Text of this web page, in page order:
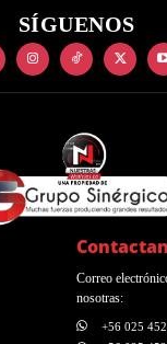
SÍGUENOS
Correo
nosotras:
+56 025